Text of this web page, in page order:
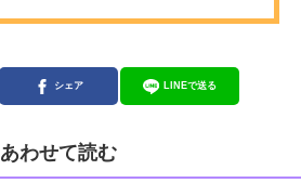
シェア LINEで送る
あわせて読む